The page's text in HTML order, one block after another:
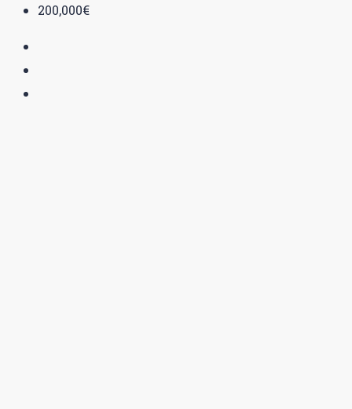
200,000€